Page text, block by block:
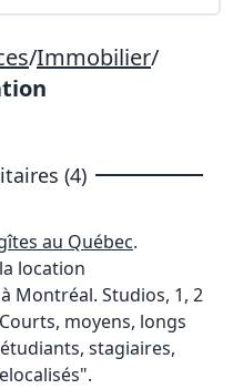
/Immobilier/
(4)
au Québec.
location
Montréal. Studios, 1, 2
moyens, longs
stagiaires,